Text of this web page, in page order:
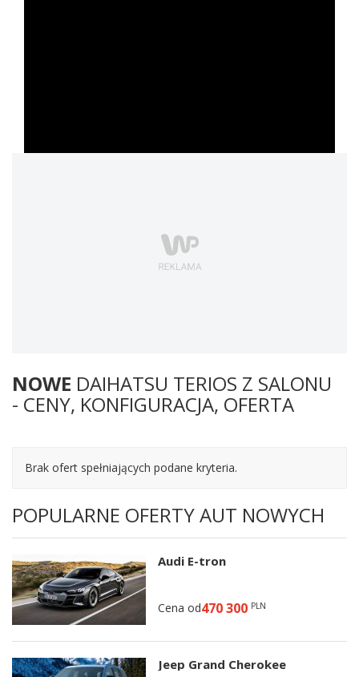
NOWE DAIHATSU TERIOS Z SALONU
- CENY, KONFIGURACJA, OFERTA
Brak ofert spełniających podane kryteria.
POPULARNE OFERTY AUT NOWYCH
Audi E-tron
Cena od470 300 PLN
Jeep Grand Cherokee